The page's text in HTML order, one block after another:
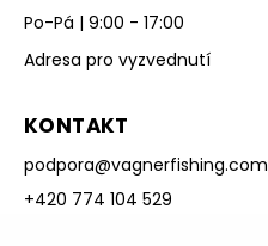
Po-Pá | 9:00 - 17:00
Adresa pro vyzvednutí
KONTAKT
podpora@vagnerfishing.com
+420 774 104 529